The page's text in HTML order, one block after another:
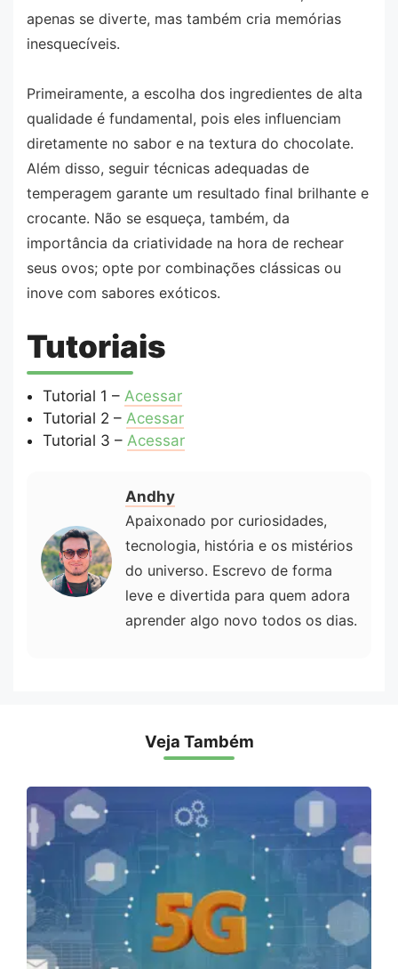
apenas se diverte, mas também cria memórias
inesquecíveis.
Primeiramente, a escolha dos ingredientes de alta
qualidade é fundamental, pois eles influenciam
diretamente no sabor e na textura do chocolate.
Além disso, seguir técnicas adequadas de
temperagem garante um resultado final brilhante e
crocante. Não se esqueça, também, da
importância da criatividade na hora de rechear
seus ovos; opte por combinações clássicas ou
inove com sabores exóticos.
Tutoriais
Tutorial 1 – Acessar
Tutorial 2 – Acessar
Tutorial 3 – Acessar
Andhy
Apaixonado por curiosidades,
tecnologia, história e os mistérios
do universo. Escrevo de forma
leve e divertida para quem adora
aprender algo novo todos os dias.
Veja Também